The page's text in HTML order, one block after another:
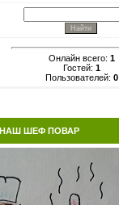
Онлайн всего: 1
Гостей: 1
Пользователей: 0
НАШ ШЕФ ПОВАР